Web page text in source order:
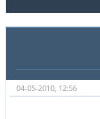
04-05-2010, 12:56